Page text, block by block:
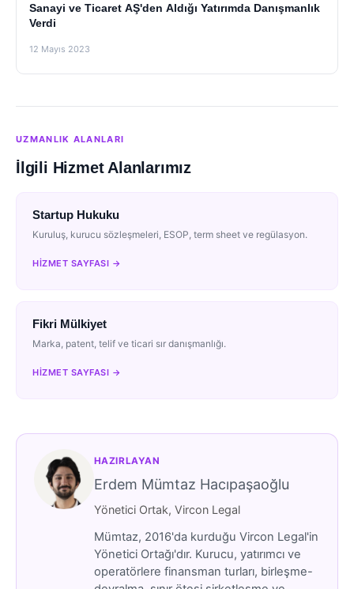
Sanayi ve Ticaret AŞ'den Aldığı Yatırımda Danışmanlık
Verdi
12 Mayıs 2023
UZMANLIK ALANLARI
İlgili Hizmet Alanlarımız
Startup Hukuku
Kuruluş, kurucu sözleşmeleri, ESOP, term sheet ve regülasyon.
HIZMET SAYFASI →
Fikri Mülkiyet
Marka, patent, telif ve ticari sır danışmanlığı.
HIZMET SAYFASI →
HAZIRLAYAN
Erdem Mümtaz Hacıpaşaoğlu
Yönetici Ortak, Vircon Legal
Mümtaz, 2016'da kurduğu Vircon Legal'in
Yönetici Ortağı'dır. Kurucu, yatırımcı ve
operatörlere finansman turları, birleşme-